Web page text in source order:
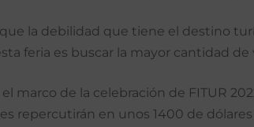
que la debilidad que tiene el destino
feria es buscar la mayor cantidad
marco de la celebración de FITUR
repercutirán en unos 1400 de